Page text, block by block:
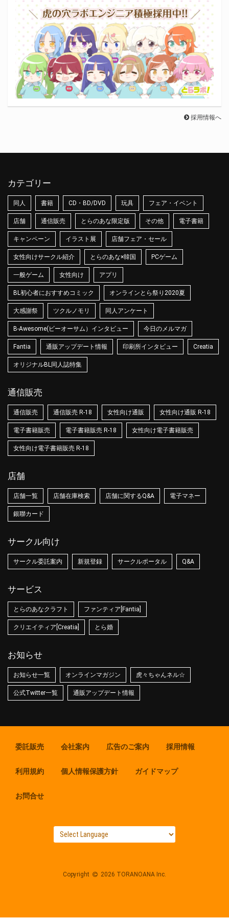
採用情報へ
カテゴリー
同人 書籍 CD・BD/DVD 玩具 フェア・イベント
店舗 通信販売 とらのあな限定版 その他 電子書籍
キャンペーン イラスト展 店舗フェア・セール
女性向けサークル紹介 とらのあな×韓国 PCゲーム
一般ゲーム 女性向け アプリ
BL初心者におすすめコミック オンラインとら祭り2020夏
大感謝祭 ツクルノモリ 同人アンケート
B-Awesome(ビーオーサム）インタビュー 今日のメルマガ
Fantia 通販アップデート情報 印刷所インタビュー Creatia
オリジナルBL同人誌特集
通信販売
通信販売 通信販売 R-18 女性向け通販 女性向け通販 R-18
電子書籍販売 電子書籍販売 R-18 女性向け電子書籍販売
女性向け電子書籍販売 R-18
店舗
店舗一覧 店舗在庫検索 店舗に関するQ&A 電子マネー
銀聯カード
サークル向け
サークル委託案内 新規登録 サークルポータル Q&A
サービス
とらのあなクラフト ファンティア[Fantia]
クリエイティア[Creatia] とら婚
お知らせ
お知らせ一覧 オンラインマガジン 虎々ちゃんネル☆
公式Twitter一覧 通販アップデート情報
委託販売 会社案内 広告のご案内 採用情報
利用規約 個人情報保護方針 ガイドマップ
お問合せ
Copyright 2026 TORANOANA Inc.